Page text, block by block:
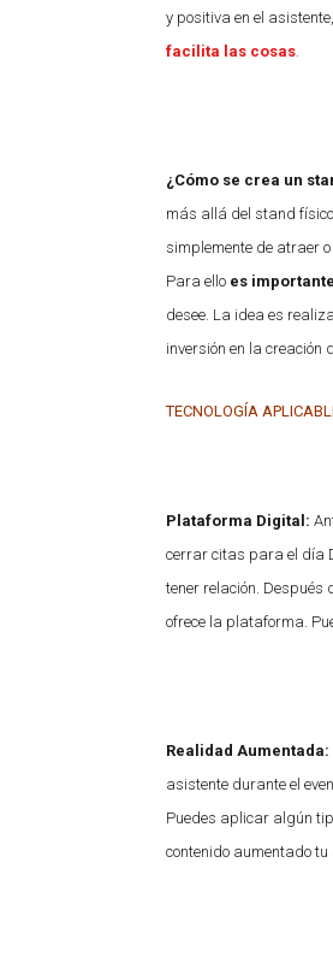
y positiva en el
facilita las cosas
¿Cómo se crea un
más allá del stand
simplemente de atraer
Para ello es
desee. La idea es
inversión en la creación
TECNOLOGÍA
Plataforma Digital:
cerrar citas para el día
tener relación. Después
ofrece la plataforma.
Realidad Aumentada:
asistente durante el
Puedes aplicar algún
contenido aumentado